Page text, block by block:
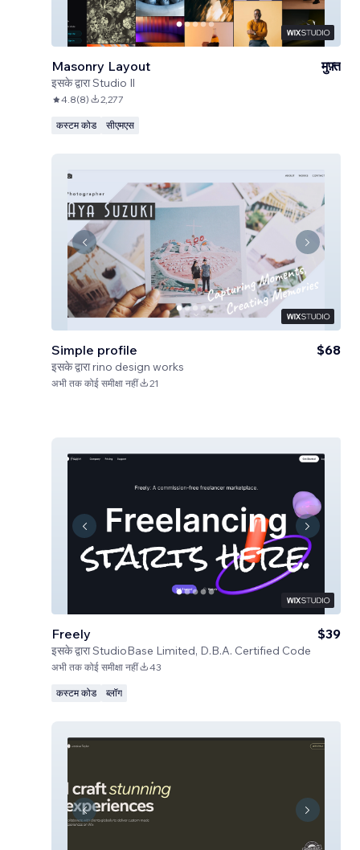
Masonry Layout
इसके द्वाराStudio Il
मुफ़्त
4.8(8) 2,277
कस्टम कोड सीएमएस
Simple profile
इसके द्वाराrino design works
$68
अभी तक कोई समीक्षा नहीं 21
Freely
इसके द्वाराStudioBase Limited, D.B.A. Certified Code
$39
अभी तक कोई समीक्षा नहीं 43
कस्टम कोड ब्लॉग